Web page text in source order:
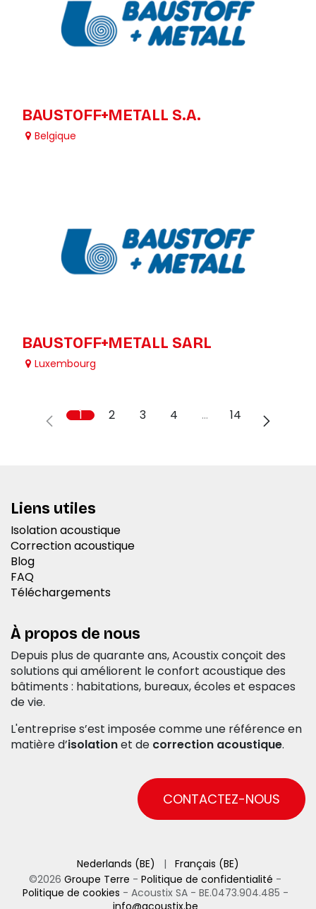
BAUSTOFF+METALL S.A.
Belgique
BAUSTOFF+METALL SARL
Luxembourg
1 2 3 4 … 14
Liens utiles
Isolation acoustique
Correction acoustique
Blog
FAQ
Téléchargements
À propos de nous
Depuis plus de quarante ans, Acoustix conçoit des
solutions qui améliorent le confort acoustique des
bâtiments : habitations, bureaux, écoles et espaces
de vie.
L'entreprise s’est imposée comme une référence en
matière d’isolationet de correction acoustique.
CONTACTEZ-NOUS
©2026 Groupe Terre - Politique de confidentialité -
Politique de cookies - Acoustix SA - BE.0473.904.485 -
Nederlands (BE) | Français (BE)